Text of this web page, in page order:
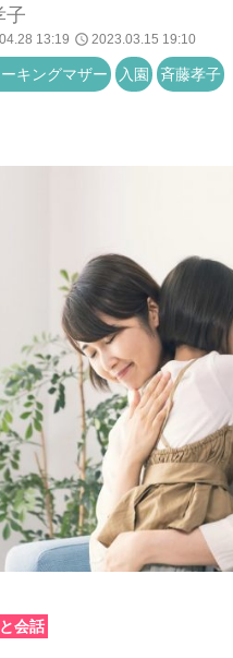
子
13:19 2023.03.15 19:10
ーキングマザー 入園 斉藤孝子
会話